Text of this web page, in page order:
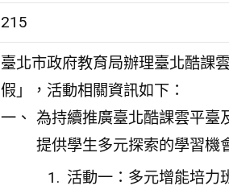
215
臺北市政府教育局辦理臺北酷課
假」，活動相關資訊如下：
為持續推廣臺北酷課雲平臺
提供學生多元探索的學習機
活動一：多元增能培力